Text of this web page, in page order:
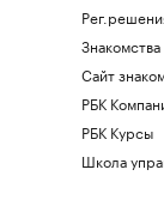
Знакомства
Сайт
РБК
РБК Курсы
Школа